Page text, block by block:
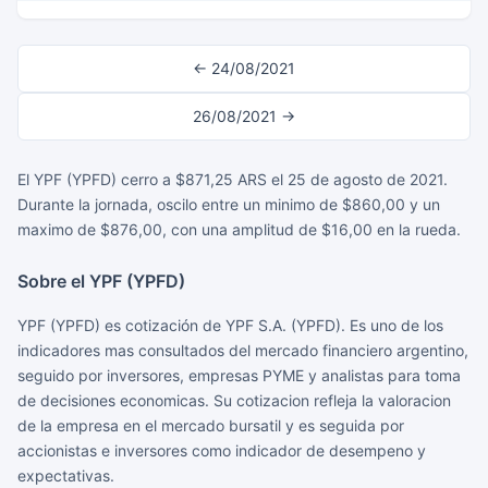
← 24/08/2021
26/08/2021 →
El YPF (YPFD) cerro a $871,25 ARS el 25 de agosto de 2021.
Durante la jornada, oscilo entre un minimo de $860,00 y un
maximo de $876,00, con una amplitud de $16,00 en la rueda.
Sobre el YPF (YPFD)
YPF (YPFD) es cotización de YPF S.A. (YPFD). Es uno de los
indicadores mas consultados del mercado financiero argentino,
seguido por inversores, empresas PYME y analistas para toma
de decisiones economicas. Su cotizacion refleja la valoracion
de la empresa en el mercado bursatil y es seguida por
accionistas e inversores como indicador de desempeno y
expectativas.